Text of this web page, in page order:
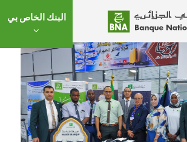
البنك الخاص بي